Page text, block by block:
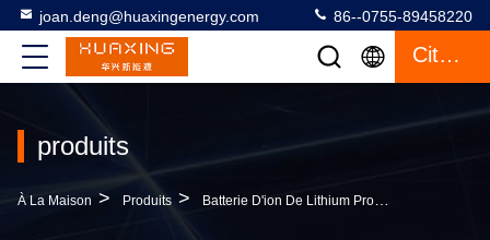
joan.deng@huaxingenergy.com 86--0755-89458220
Citation
produits
À La Maison > Produits > Batterie D'ion De Lithium Profonde De Cycle